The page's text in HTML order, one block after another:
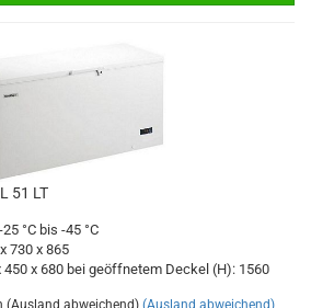
51 LT
°C bis -45 °C
730 x 865
450 x 680 bei geöffnetem Deckel (H): 1560
(Ausland abweichend) (Ausland abweichend)